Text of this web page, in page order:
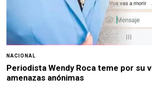
NACIONAL
Periodista Wendy Roca teme por su
amenazas anónimas